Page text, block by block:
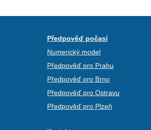
Předpověď počasí
Numerický model
Předpověď pro Prahu
Předpověď pro Brno
Předpověď pro Ostravu
Předpověď pro Plzeň